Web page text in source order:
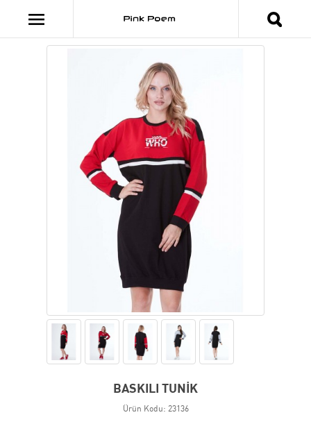
BASKILI TUNİK
Ürün Kodu: 23136